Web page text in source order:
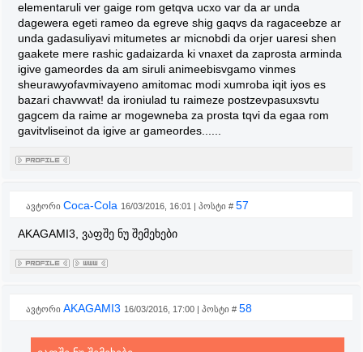
elementaruli ver gaige rom getqva ucxo var da ar unda
dagewera egeti rameo da egreve shig gaqvs da ragaceebze ar
unda gadasuliyavi mitumetes ar micnobdi da orjer uaresi shen
gaakete mere rashic gadaizarda ki vnaxet da zaprosta arminda
igive gameordes da am siruli animeebisvgamo vinmes
sheurawyofavmivayeno amitomac modi xumroba iqit iyos es
bazari chavwvat! da ironiulad tu raimeze postzevpasuxsvtu
gagcem da raime ar mogewneba za prosta tqvi da egaa rom
gavitvliseinot da igive ar gameordes......
ავტორი Coca-Cola 16/03/2016, 16:01 | პოსტი # 57
AKAGAMI3, ვაფშე ნუ შემეხები
ავტორი AKAGAMI3 16/03/2016, 17:00 | პოსტი # 58